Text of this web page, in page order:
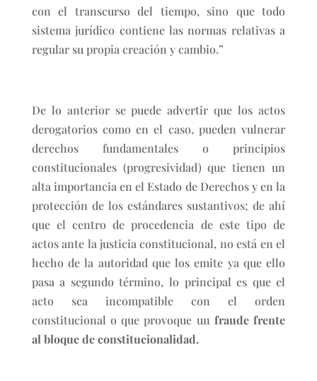
con el transcurso del tiempo, sino que todo
sistema jurídico contiene las normas relativas a
regular su propia creación y cambio.”
De lo anterior se puede advertir que los actos
derogatorios como en el caso, pueden vulnerar
derechos fundamentales o principios
constitucionales (progresividad) que tienen un
alta importancia en el Estado de Derechos y en la
protección de los estándares sustantivos; de ahí
que el centro de procedencia de este tipo de
actos ante la justicia constitucional, no está en el
hecho de la autoridad que los emite ya que ello
pasa a segundo término, lo principal es que el
acto sea incompatible con el orden
constitucional o que provoque un fraude frente
al bloque de constitucionalidad.